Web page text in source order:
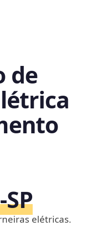
de
elétricas.